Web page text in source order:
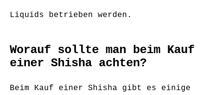
Liquids betrieben werden.
Worauf sollte man beim Kauf
einer Shisha achten?
Beim Kauf einer Shisha gibt es einige